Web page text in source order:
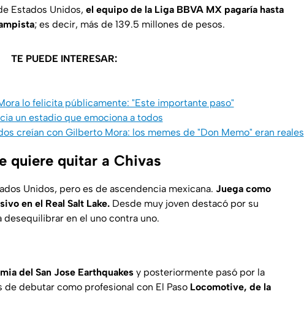
Estados Unidos, el equipo de la Liga BBVA MX pagaría hasta
; es decir, más de 139.5 millones de pesos.
TE PUEDE INTERESAR:
lo felicita públicamente: "Este importante paso"
un estadio que emociona a todos
creían con Gilberto Mora: los memes de "Don Memo" eran reales
quiere quitar a Chivas
Unidos, pero es de ascendencia mexicana. Juega como
en el Real Salt Lake. Desde muy joven destacó por su
en el uno contra uno.
del San Jose Earthquakes y posteriormente pasó por la
debutar como profesional con El Paso Locomotive, de la